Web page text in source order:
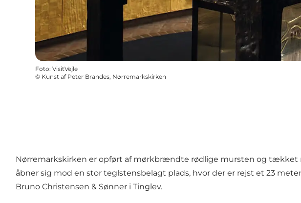
Foto: VisitVejle
© Kunst af Peter Brandes, Nørremarkskirken
Nørremarkskirken er opført af mørkbrændte rødlige mursten og tækket
åbner sig mod en stor teglstensbelagt plads, hvor der er rejst et 23
Bruno Christensen & Sønner i Tinglev.